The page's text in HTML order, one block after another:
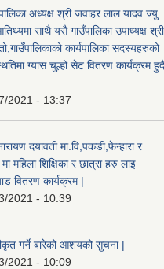
अध्यक्ष श्री जवाहर लाल यादव ज्यु
साथै यसै गाउँपालिका उपाध्यक्ष श्री
कार्यपालिका सदस्यहरुको
ग्यास चुल्हो सेट वितरण कार्यक्रम हुदै
2021 - 13:37
दयावती मा.वि,पकडी,फेन्हारा र
महिला शिक्षिका र छात्रा हरु लाइ
वितरण कार्यक्रम |
2021 - 10:39
गर्ने बारेको आशयको सुचना |
2021 - 10:09